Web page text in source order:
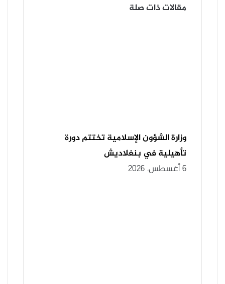
مقالات ذات صلة
وزارة الشؤون الإسلامية تختتم دورة
تأهيلية في بنغلاديش
6 أغسطس، 2026